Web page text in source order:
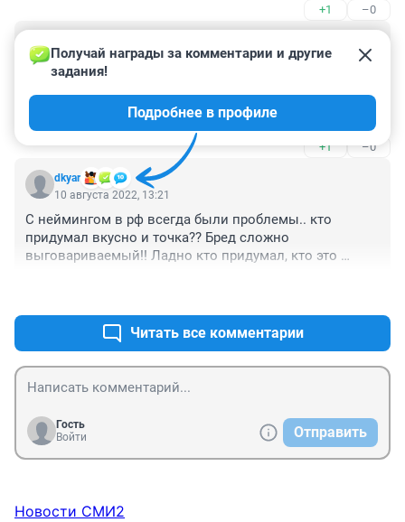
+1 –0
10 августа 2022, 14:27
А чего все стонут? Возьмите Ю.Корею, там местных
брендов столько, что нам и не снилось. И все ими
пользуются. Про Китай вообще молчу. И только в
России подавай все американское.
+1 –0
dkyar
Получай награды за комментарии и другие
задания!
Подробнее в профиле
10 августа 2022, 13:21
С неймингом в рф всегда были проблемы.. кто
придумал вкусно и точка?? Бред сложно
выговариваемый!! Ладно кто придумал, кто это
Читать все комментарии
Гость
Войти
Отправить
Новости СМИ2